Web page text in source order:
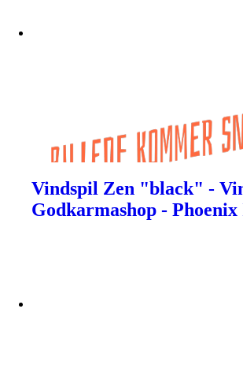
Vindspil Zen "black" -
Godkarmashop -